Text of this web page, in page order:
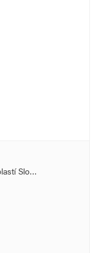
Slo…